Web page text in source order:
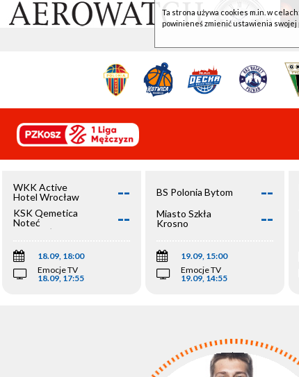
WKK Active
Hotel Wrocław
--
KSK Qemetica
Noteć
Inowrocław
--
18.09, 18:00
Emocje TV
18.09, 17:55
BS Polonia Bytom --
Miasto Szkła
Krosno
--
19.09, 15:00
Emocje TV
19.09, 14:55
Ta strona używa cookies m.in. w
powinieneś zmienić ustawienia swojej